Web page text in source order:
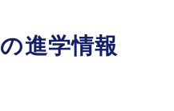
進学情報